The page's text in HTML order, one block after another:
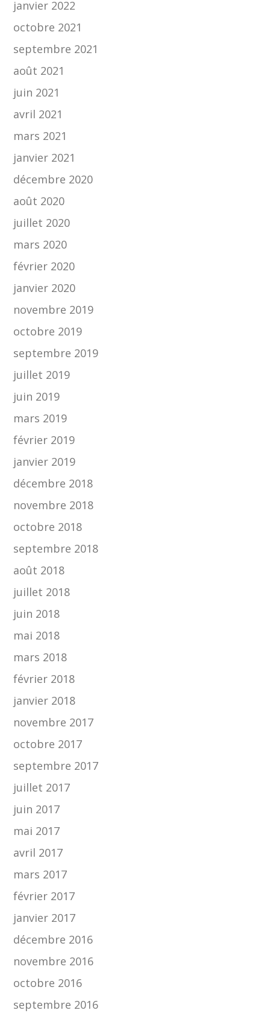
janvier 2022
octobre 2021
septembre 2021
août 2021
juin 2021
avril 2021
mars 2021
janvier 2021
décembre 2020
août 2020
juillet 2020
mars 2020
février 2020
janvier 2020
novembre 2019
octobre 2019
septembre 2019
juillet 2019
juin 2019
mars 2019
février 2019
janvier 2019
décembre 2018
novembre 2018
octobre 2018
septembre 2018
août 2018
juillet 2018
juin 2018
mai 2018
mars 2018
février 2018
janvier 2018
novembre 2017
octobre 2017
septembre 2017
juillet 2017
juin 2017
mai 2017
avril 2017
mars 2017
février 2017
janvier 2017
décembre 2016
novembre 2016
octobre 2016
septembre 2016